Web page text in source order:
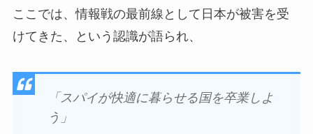
ここでは、情報戦の最前線として日本が被害を受
けてきた、という認識が語られ、
「スパイが快適に暮らせる国を卒業しよ
う」